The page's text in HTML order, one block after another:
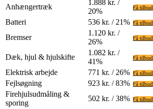
Anhængertræk
1.888 kr. /
20%
Få tilbud
Batteri 536 kr. / 21% Få tilbud
Bremser
1.120 kr. /
26%
Få tilbud
Dæk, hjul & hjulskifte
1.082 kr. /
41%
Få tilbud
Elektrisk arbejde 771 kr. / 26% Få tilbud
Fejlsøgning 923 kr. / 83% Få tilbud
Firehjulsudmåling &
sporing
502 kr. / 38% Få tilbud